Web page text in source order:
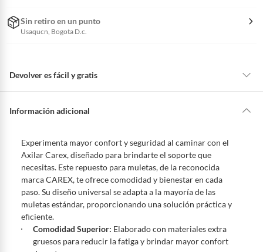
Sin retiro en un punto
Usaqucn, Bogota D.c.
Devolver es fácil y gratis
en todo momento. Por eso, como clientes cuentas con garantías y
De conformidad con lo establecido en el artículo 47 de la Ley 1480 de
2011 en armonía con el artículo 3 de la Ley 2439 de 2024, el término
para que el cliente ejerza su derecho de retracto será de cinco (5) días
hábiles contados a partir de la recepción del producto, adicional el
producto deberá estar en las mismas condiciones de la entrega; esto es,
en su caja original, con los sellos y sin uso.
Tienes 30 días calendario desde que recibes el producto para
pedir su devolución. Ten en cuenta que hay productos de ciertas
categorías no se pueden devolver si cambias de opinión:
Información adicional
Experimenta mayor confort y seguridad al caminar con el
Axilar Carex, diseñado para brindarte el soporte que
necesitas. Este repuesto para muletas, de la reconocida
marca CAREX, te ofrece comodidad y bienestar en cada
paso. Su diseño universal se adapta a la mayoría de las
muletas estándar, proporcionando una solución práctica y
eficiente.
Comodidad Superior: Elaborado con materiales extra
gruesos para reducir la fatiga y brindar mayor confort